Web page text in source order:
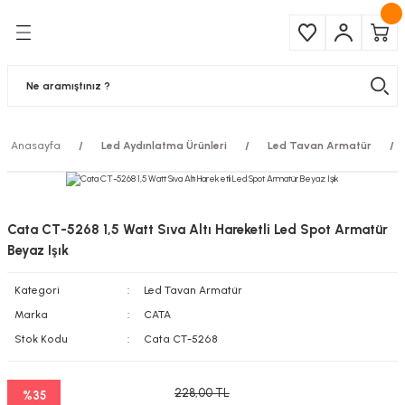
Anasayfa Led Aydınlatma Ürünleri Led Tavan Armatür
Cata CT-5268 1,5 Watt Sıva Altı Hareketli Led Spot Armatür
Beyaz Işık
Kategori
Led Tavan Armatür
Marka
CATA
Stok Kodu
Cata CT-5268
%35
228,00 TL